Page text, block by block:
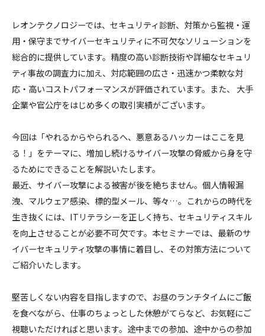
レオンテクノロジーでは、セキュリティ診断、対策から監視・運
用・保守までサイバーセキュリティに不可欠なソリューションを
総合的に提供しています。精度の高い診断技術や詳細なセキュリ
ティ事故の調査力に加え、対応範囲の広さ・迅速かつ柔軟な対
応・高いコストパフォーマンスが評価されています。また、 大手
企業や官公庁をはじめ多くの取引実績がございます。
今回は「やれるからやられるへ、悪意あるハッカーはここを見
る！」をテーマに、増加し続けるサイバー攻撃の脅威から身を守
るためにできることを解説いたします。
最近、サイバー攻撃による被害が後を絶ちません。個人情報漏
洩、マルウェア感染、標的型メール、等々…。これからの時代を
生き抜くには、ITリテラシーを正しく持ち、セキュリティスキル
を向上させることが必要不可欠です。本セミナーでは、最新のサ
イバーセキュリティ攻撃の事情に着目し、その対策方法について
ご紹介いたします。
堅苦しくない内容を目指しますので、お昼のランチタイムにご飯
を食べながら、仕事のちょっとした休憩がてらなど、お気軽にご
視聴いただければと思います。途中までの参加、途中からの参加